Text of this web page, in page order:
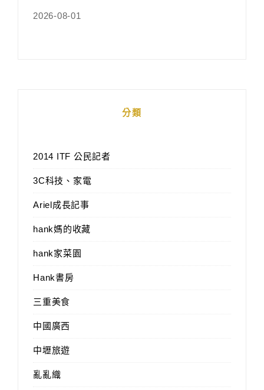
2026-08-01
分類
2014 ITF 公民記者
3C科技、家電
Ariel成長記事
hank媽的收藏
hank家菜園
Hank書房
三重美食
中國廣西
中壢旅遊
亂亂織